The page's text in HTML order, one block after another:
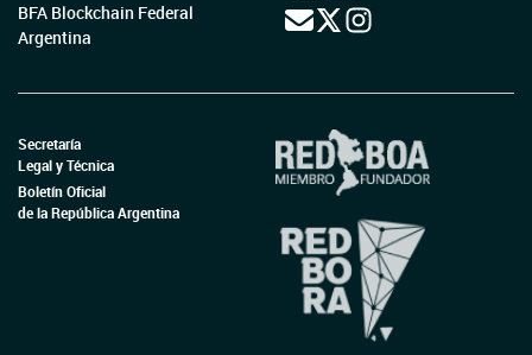
BFA Blockchain Federal
Argentina
Secretaría
Legal y Técnica
Boletín Oficial
de la República Argentina